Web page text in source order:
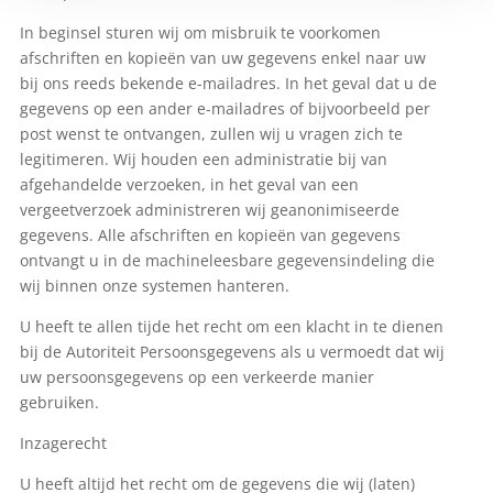
In beginsel sturen wij om misbruik te voorkomen
afschriften en kopieën van uw gegevens enkel naar uw
bij ons reeds bekende e-mailadres. In het geval dat u de
gegevens op een ander e-mailadres of bijvoorbeeld per
post wenst te ontvangen, zullen wij u vragen zich te
legitimeren. Wij houden een administratie bij van
afgehandelde verzoeken, in het geval van een
vergeetverzoek administreren wij geanonimiseerde
gegevens. Alle afschriften en kopieën van gegevens
ontvangt u in de machineleesbare gegevensindeling die
wij binnen onze systemen hanteren.
U heeft te allen tijde het recht om een klacht in te dienen
bij de Autoriteit Persoonsgegevens als u vermoedt dat wij
uw persoonsgegevens op een verkeerde manier
gebruiken.
Inzagerecht
U heeft altijd het recht om de gegevens die wij (laten)